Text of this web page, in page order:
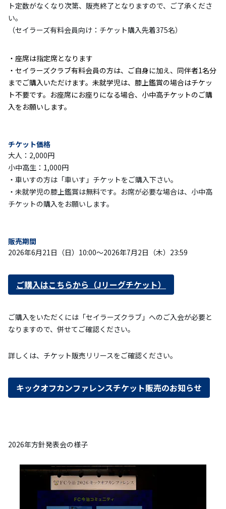
ト定数がなくなり次第、販売終了となりますので、ご了承くださ
い。
（セイラーズ有料会員向け：チケット購入先着375名）
座席は指定席となります
セイラーズクラブ有料会員の方は、ご自身に加え、同伴者1名分
までご購入いただけます。未就学児は、膝上鑑賞の場合はチケッ
ト不要です。お座席にお座りになる場合、小中高チケットのご購
入をお願いします。
チケット価格
大人：2,000円
小中高生：1,000円
・車いすの方は「車いす」チケットをご購入下さい。
・未就学児の膝上鑑賞は無料です。お席が必要な場合は、小中高
チケットの購入をお願いします。
販売期間
2026年6月21日（日）10:00～2026年7月2日（木）23:59
ご購入はこちらから（Jリーグチケット）
ご購入をいただくには「セイラーズクラブ」へのご入会が必要と
なりますので、併せてご確認ください。
詳しくは、チケット販売リリースをご確認ください。
キックオフカンファレンスチケット販売のお知らせ
2026年方針発表会の様子